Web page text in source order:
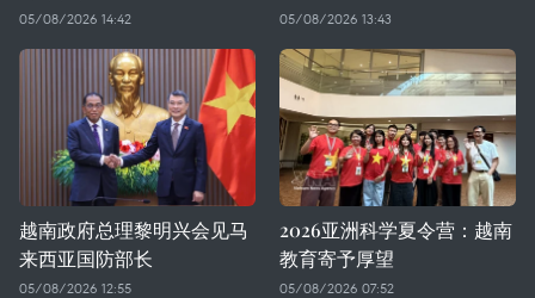
05/08/2026 14:42 05/08/2026 13:43
越南政府总理黎明兴会见马
来西亚国防部长
05/08/2026 12:55
2026亚洲科学夏令营：越南
教育寄予厚望
05/08/2026 07:52